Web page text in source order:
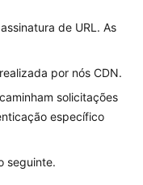
de URL. As
por nós CDN.
solicitações
específico
seguinte.